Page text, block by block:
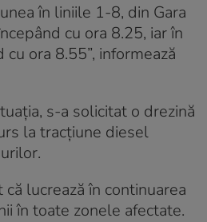
în liniile 1-8, din Gara
cu ora 8.25, iar în
ora 8.55”, informează
s-a solicitat o drezină
la tracțiune diesel
lucrează în continuarea
în toate zonele afectate.